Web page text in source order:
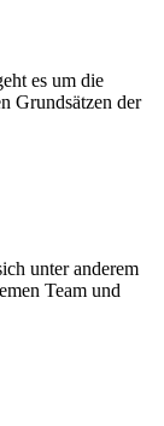
es um die
Grundsätzen der
unter anderem
Team und